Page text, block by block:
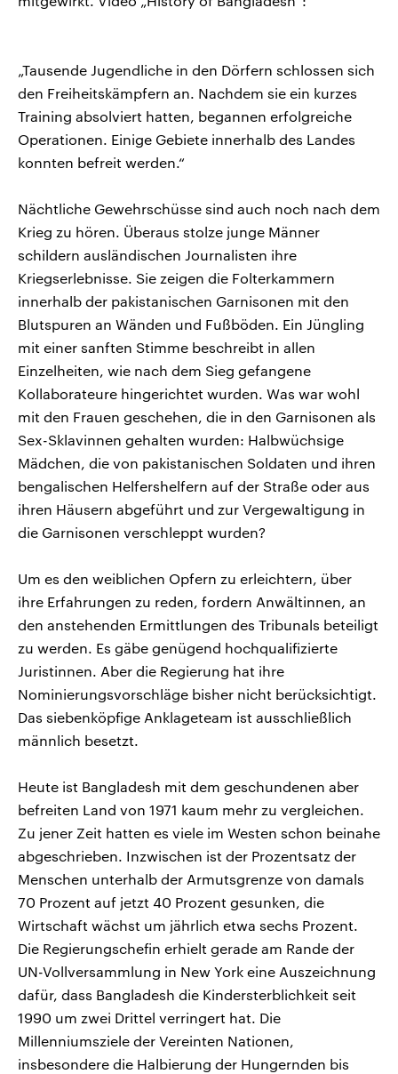
„Tausende Jugendliche in den Dörfern schlossen sich
den Freiheitskämpfern an. Nachdem sie ein kurzes
Training absolviert hatten, begannen erfolgreiche
Operationen. Einige Gebiete innerhalb des Landes
konnten befreit werden.“
Nächtliche Gewehrschüsse sind auch noch nach dem
Krieg zu hören. Überaus stolze junge Männer
schildern ausländischen Journalisten ihre
Kriegserlebnisse. Sie zeigen die Folterkammern
innerhalb der pakistanischen Garnisonen mit den
Blutspuren an Wänden und Fußböden. Ein Jüngling
mit einer sanften Stimme beschreibt in allen
Einzelheiten, wie nach dem Sieg gefangene
Kollaborateure hingerichtet wurden. Was war wohl
mit den Frauen geschehen, die in den Garnisonen als
Sex-Sklavinnen gehalten wurden: Halbwüchsige
Mädchen, die von pakistanischen Soldaten und ihren
bengalischen Helfershelfern auf der Straße oder aus
ihren Häusern abgeführt und zur Vergewaltigung in
die Garnisonen verschleppt wurden?
Um es den weiblichen Opfern zu erleichtern, über
ihre Erfahrungen zu reden, fordern Anwältinnen, an
den anstehenden Ermittlungen des Tribunals beteiligt
zu werden. Es gäbe genügend hochqualifizierte
Juristinnen. Aber die Regierung hat ihre
Nominierungsvorschläge bisher nicht berücksichtigt.
Das siebenköpfige Anklageteam ist ausschließlich
männlich besetzt.
Heute ist Bangladesh mit dem geschundenen aber
befreiten Land von 1971 kaum mehr zu vergleichen.
Zu jener Zeit hatten es viele im Westen schon beinahe
abgeschrieben. Inzwischen ist der Prozentsatz der
Menschen unterhalb der Armutsgrenze von damals
70 Prozent auf jetzt 40 Prozent gesunken, die
Wirtschaft wächst um jährlich etwa sechs Prozent.
Die Regierungschefin erhielt gerade am Rande der
UN-Vollversammlung in New York eine Auszeichnung
dafür, dass Bangladesh die Kindersterblichkeit seit
1990 um zwei Drittel verringert hat. Die
Millenniumsziele der Vereinten Nationen,
insbesondere die Halbierung der Hungernden bis